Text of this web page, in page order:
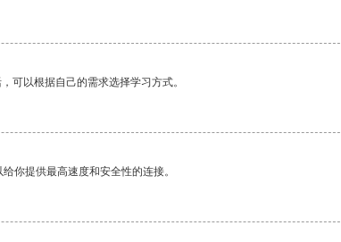
可以根据自己的需求选择学习方式。
你提供最高速度和安全性的连接。